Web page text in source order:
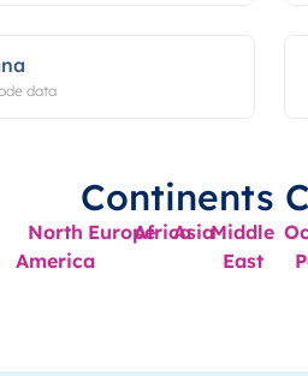
data
Continents
North
America
EuropeAfricaAsiaMiddle
East